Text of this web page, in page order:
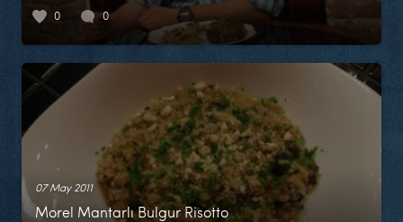
0 0
07 May 2011
Morel Mantarlı Bulgur Risotto